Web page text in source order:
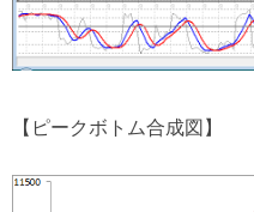
【ピークボトム合成図】